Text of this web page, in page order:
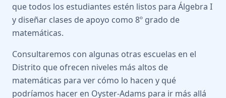
que todos los estudiantes estén listos para Álgebra I
y diseñar clases de apoyo como 8º grado de
matemáticas.
Consultaremos con algunas otras escuelas en el
Distrito que ofrecen niveles más altos de
matemáticas para ver cómo lo hacen y qué
podríamos hacer en Oyster-Adams para ir más allá